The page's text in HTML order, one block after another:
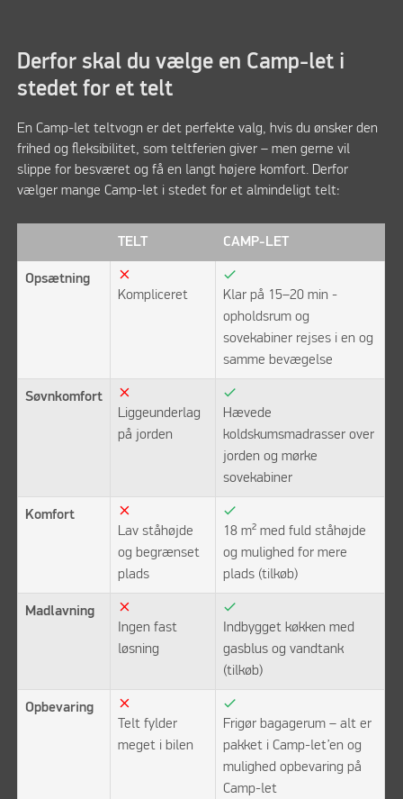
Derfor skal du vælge en Camp-let i
stedet for et telt
En Camp-let teltvogn er det perfekte valg, hvis du ønsker den
frihed og fleksibilitet, som teltferien giver – men gerne vil
slippe for besværet og få en langt højere komfort. Derfor
vælger mange Camp-let i stedet for et almindeligt telt:
TELT CAMP-LET
Opsætning close
Kompliceret
check
Klar på 15–20 min -
opholdsrum og
sovekabiner rejses i en og
samme bevægelse
Søvnkomfort close
Liggeunderlag
på jorden
check
Hævede
koldskumsmadrasser over
jorden og mørke
sovekabiner
Komfort close
Lav ståhøjde
og begrænset
plads
check
18 m² med fuld ståhøjde
og mulighed for mere
plads (tilkøb)
Madlavning close
Ingen fast
løsning
check
Indbygget køkken med
gasblus og vandtank
(tilkøb)
Opbevaring close
Telt fylder
meget i bilen
check
Frigør bagagerum – alt er
pakket i Camp-let’en og
mulighed opbevaring på
Camp-let